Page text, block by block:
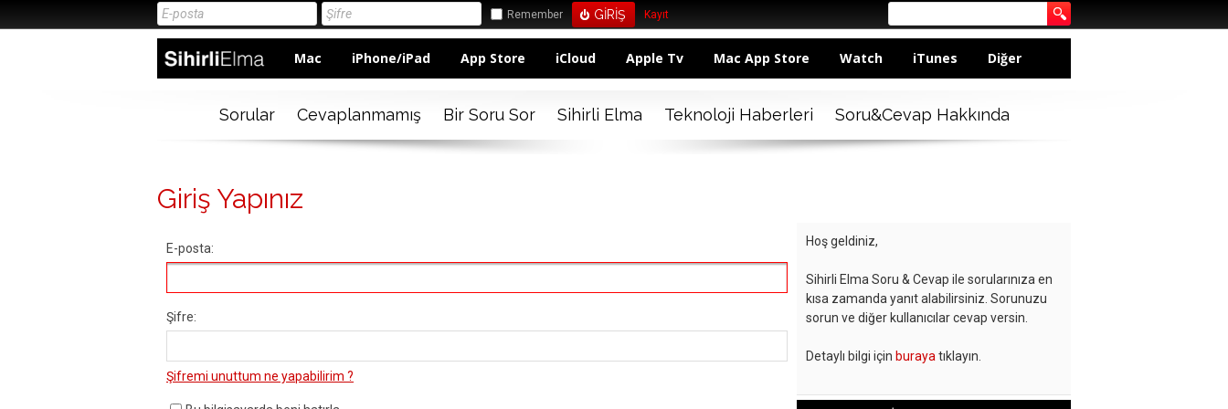
Remember Kayıt
Mac iPhone/iPad App Store iCloud Apple Tv Mac App Store Watch iTunes Diğer
Sorular Cevaplanmamış Bir Soru Sor Sihirli Elma Teknoloji Haberleri Soru&Cevap Hakkında
Giriş Yapınız
E-posta:
Şifre:
Şifremi unuttum ne yapabilirim ?
Hoş geldiniz,
Sihirli Elma Soru & Cevap ile sorularınıza en
kısa zamanda yanıt alabilirsiniz. Sorunuzu
sorun ve diğer kullanıcılar cevap versin.
Detaylı bilgi için buraya tıklayın.